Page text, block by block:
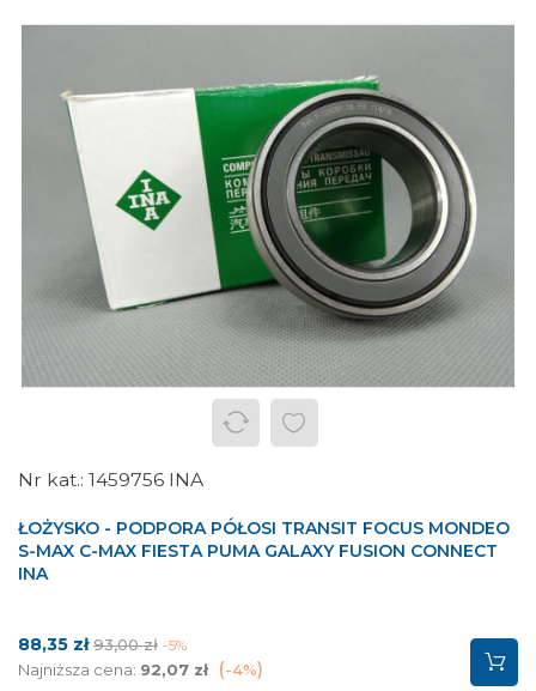
1459756 INA
ŁOŻYSKO - PODPORA PÓŁOSI TRANSIT FOCUS MONDEO
S-MAX C-MAX FIESTA PUMA GALAXY FUSION CONNECT
INA
Cena
88,35 zł Cena
podstawowa
93,00 zł -5%
Najniższa cena: 92,07 zł -4%